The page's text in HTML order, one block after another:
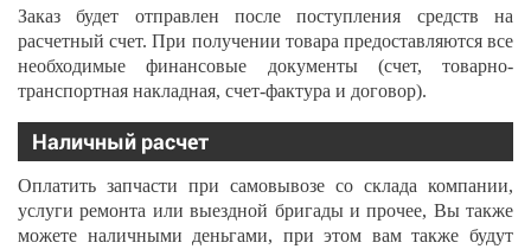
Заказ будет отправлен после поступления средств на
расчетный счет. При получении товара предоставляются все
необходимые финансовые документы (счет, товарно-
транспортная накладная, счет-фактура и договор).
Наличный расчет
Оплатить запчасти при самовывозе со склада компании,
услуги ремонта или выездной бригады и прочее, Вы также
можете наличными деньгами, при этом вам также будут